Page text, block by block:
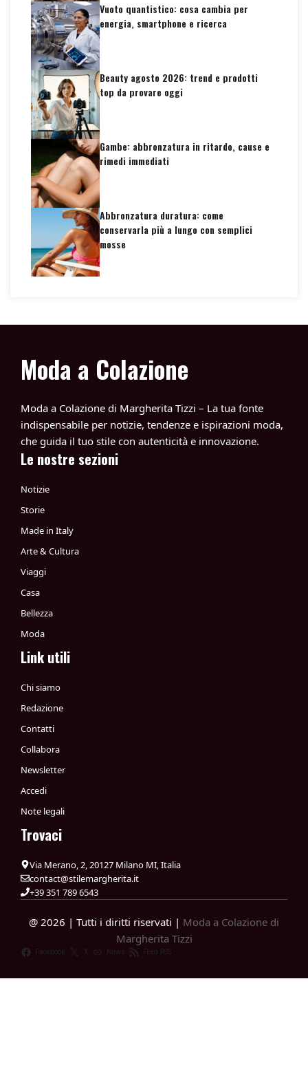
Vuoto quantistico: cosa cambia per
energia, smartphone e ricerca
Beauty agosto 2026: trend e prodotti
top da provare oggi
Gambe: abbronzatura in ritardo, cause e
rimedi immediati
Abbronzatura duratura: come
conservarla più a lungo con semplici
mosse
Moda a Colazione
Moda a Colazione di Margherita Tizzi – La tua fonte
indispensabile per notizie, tendenze e ispirazioni moda,
che guida il tuo stile con autenticità e innovazione.
Le nostre sezioni
Notizie
Storie
Made in Italy
Arte & Cultura
Viaggi
Casa
Bellezza
Moda
Link utili
Chi siamo
Redazione
Contatti
Collabora
Newsletter
Accedi
Note legali
Trovaci
Via Merano, 2, 20127 Milano MI, Italia
contact@stilemargherita.it
+39 351 789 6543
@ 2026 | Tutti i diritti riservati | Moda a Colazione di
Margherita Tizzi
Facebook X News Feed RSS